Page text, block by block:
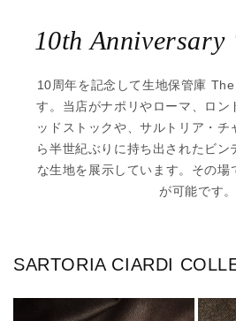
10th
10周年を記念して生地保管庫
す。当店がナポリやローマ、ロン
ッドストックや、サルトリア・チ
ら半世紀ぶりに持ち出されたビン
な生地を展示しています。その場
が可能です。
SARTORIA CIARDI